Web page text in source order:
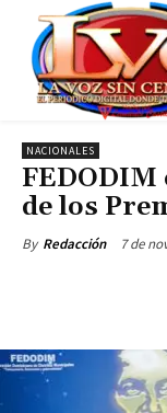
NACIONALES
FEDODIM
de los
By Redacción 7 de